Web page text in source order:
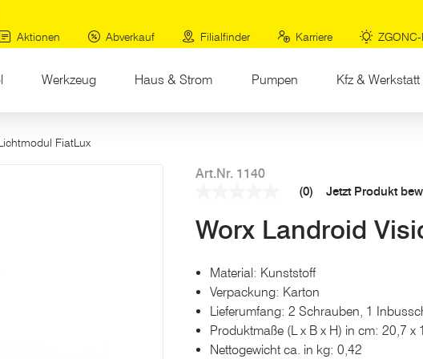
Aktionen
Abverkauf Filialfinder Karriere
Werkzeug Haus & Strom Pumpen Kfz & Werkstatt
FiatLux
Art.Nr. 1140
Link
auf
(0) Jetzt Produkt
Worx Landroid
Material: Kunststoff
Verpackung: Karton
Lieferumfang: 2 Schrauben, 1
Produktmaße (L x B x H) in cm: 20,7 x
Nettogewicht ca. in kg: 0,42